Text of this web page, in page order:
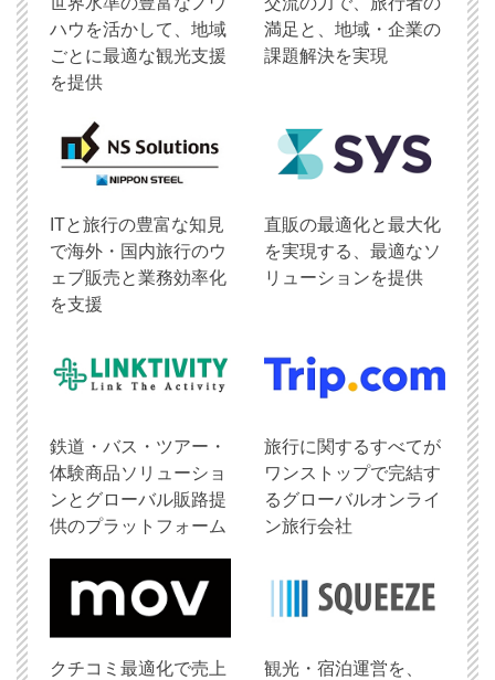
ハウを活かして、地域
ごとに最適な観光支援
を提供
満足と、地域・企業の
課題解決を実現
ITと旅行の豊富な知見
で海外・国内旅行のウ
ェブ販売と業務効率化
を支援
直販の最適化と最大化
を実現する、最適なソ
リューションを提供
鉄道・バス・ツアー・
体験商品ソリューショ
ンとグローバル販路提
供のプラットフォーム
旅行に関するすべてが
ワンストップで完結す
るグローバルオンライ
ン旅行会社
クチコミ最適化で売上
観光・宿泊運営を、